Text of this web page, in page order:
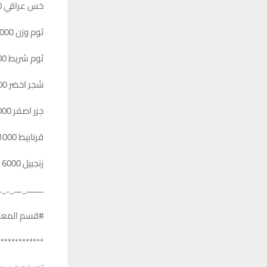
خس عراقي 1000
ثوم وزن 6000
ثوم شريط 1000
شجر اخضر 1500
جزر اصفر 1000
قرنابيط 1000
زنجبيل 6000
#قسم